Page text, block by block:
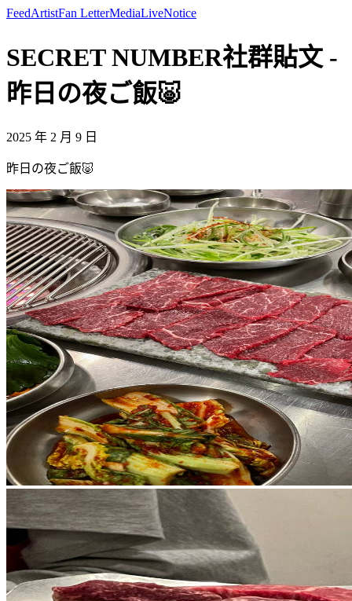
FeedArtistFan LetterMediaLiveNotice
SECRET NUMBER社群貼文 -
昨日の夜ご飯🐷
2025 年 2 月 9 日
昨日の夜ご飯🐷